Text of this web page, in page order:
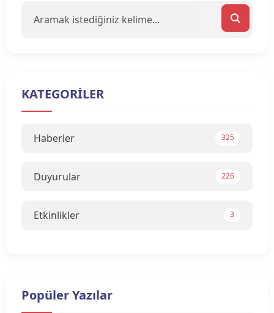
KATEGORİLER
Haberler 325
Duyurular 226
Etkinlikler 3
Popüler Yazılar